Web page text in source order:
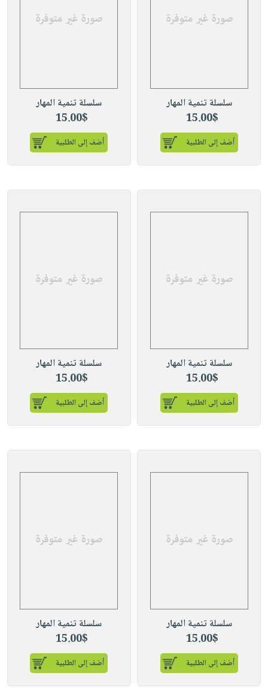
سلسلة تنمية المهار
15.00$
أضف إلى الطلبية
سلسلة تنمية المهار
15.00$
أضف إلى الطلبية
سلسلة تنمية المهار
15.00$
أضف إلى الطلبية
سلسلة تنمية المهار
15.00$
أضف إلى الطلبية
سلسلة تنمية المهار
15.00$
أضف إلى الطلبية
سلسلة تنمية المهار
15.00$
أضف إلى الطلبية